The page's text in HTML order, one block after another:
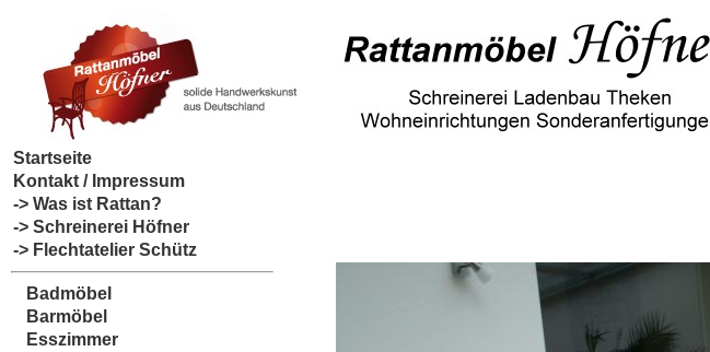
Startseite
Kontakt / Impressum
-> Was ist Rattan?
-> Schreinerei Höfner
-> Flechtatelier Schütz
Badmöbel
Barmöbel
Esszimmer